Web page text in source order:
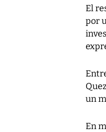
El
por
un
En